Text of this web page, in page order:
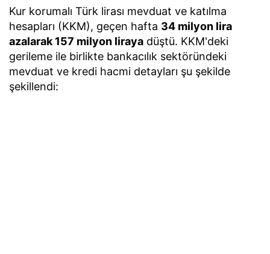
Kur korumalı Türk lirası mevduat ve katılma
hesapları (KKM), geçen hafta 34 milyon lira
azalarak 157 milyon liraya düştü. KKM'deki
gerileme ile birlikte bankacılık sektöründeki
mevduat ve kredi hacmi detayları şu şekilde
şekillendi: